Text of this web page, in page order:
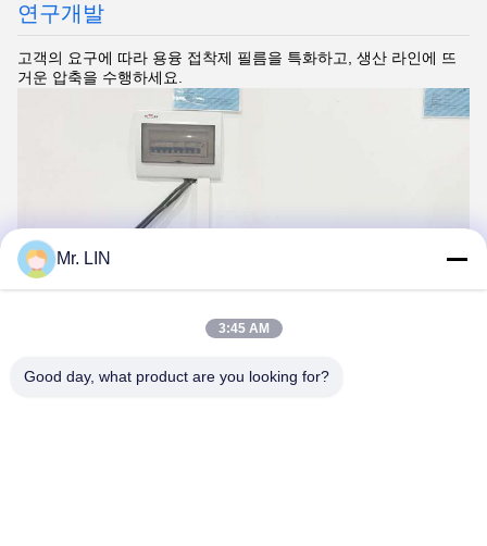
연구개발
고객의 요구에 따라 용융 접착제 필름을 특화하고, 생산 라인에 뜨
거운 압축을 수행하세요.
Mr. LIN
3:45 AM
Good day, what product are you looking for?